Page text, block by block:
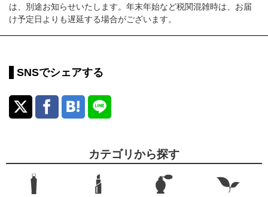
は、別途お知らせいたします。年末年始など税関混雑時は、お届
け予定日よりも遅延する場合がございます。
SNSでシェアする
カテゴリから探す